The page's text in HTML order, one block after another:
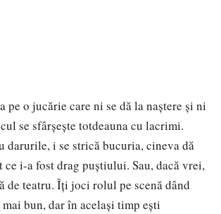
pe o jucărie care ni se dă la naștere și ni
se sfârșește totdeauna cu lacrimi.
darurile, i se strică bucuria, cineva dă
i-a fost drag puștiului. Sau, dacă vrei,
de teatru. Îți joci rolul pe scenă dând
bun, dar în același timp ești